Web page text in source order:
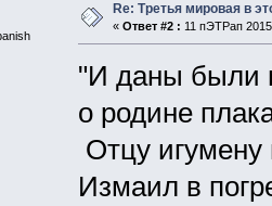
Re: Третья мировая в
« Ответ #2 : 11 пЭТРап
"И даны были
о родине
Отцу игумену
Измаил в